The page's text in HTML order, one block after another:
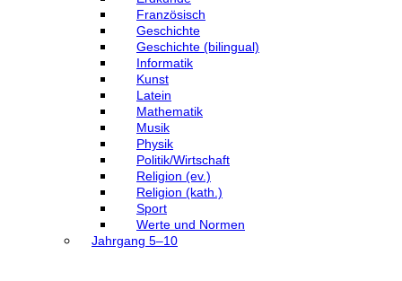
Französisch
Geschichte
Geschichte (bilingual)
Informatik
Kunst
Latein
Mathematik
Musik
Physik
Politik/Wirtschaft
Religion (ev.)
Religion (kath.)
Sport
Werte und Normen
Jahrgang 5–10